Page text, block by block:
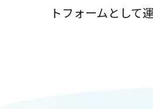
トフォームとして